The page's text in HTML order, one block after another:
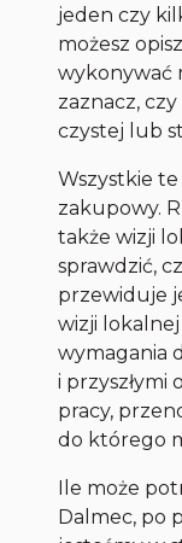
jeden czy
możesz
wykonywać
zaznacz,
czystej lub
Wszystkie
zakupowy.
także wizji
sprawdzić,
przewiduje
wizji
wymagania
i przyszłymi
pracy,
do którego
Ile może
Dalmec, po